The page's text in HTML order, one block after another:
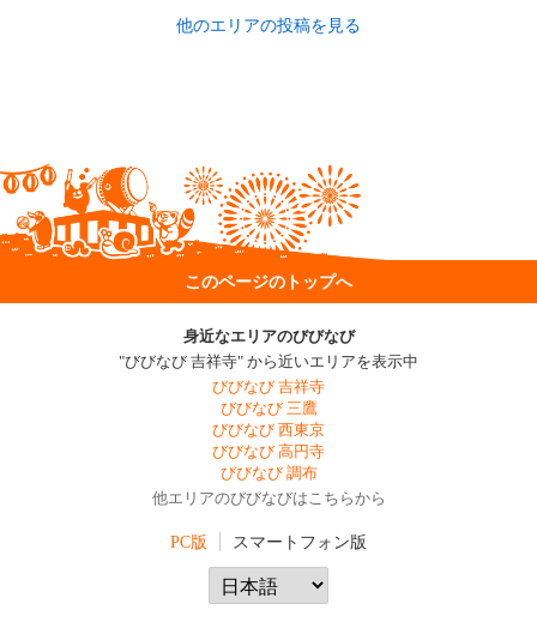
他のエリアの投稿を見る
このページのトップへ
身近なエリアのびびなび
"びびなび 吉祥寺" から近いエリアを表示中
びびなび 吉祥寺
びびなび 三鷹
びびなび 西東京
びびなび 高円寺
びびなび 調布
他エリアのびびなびはこちらから
PC版 スマートフォン版